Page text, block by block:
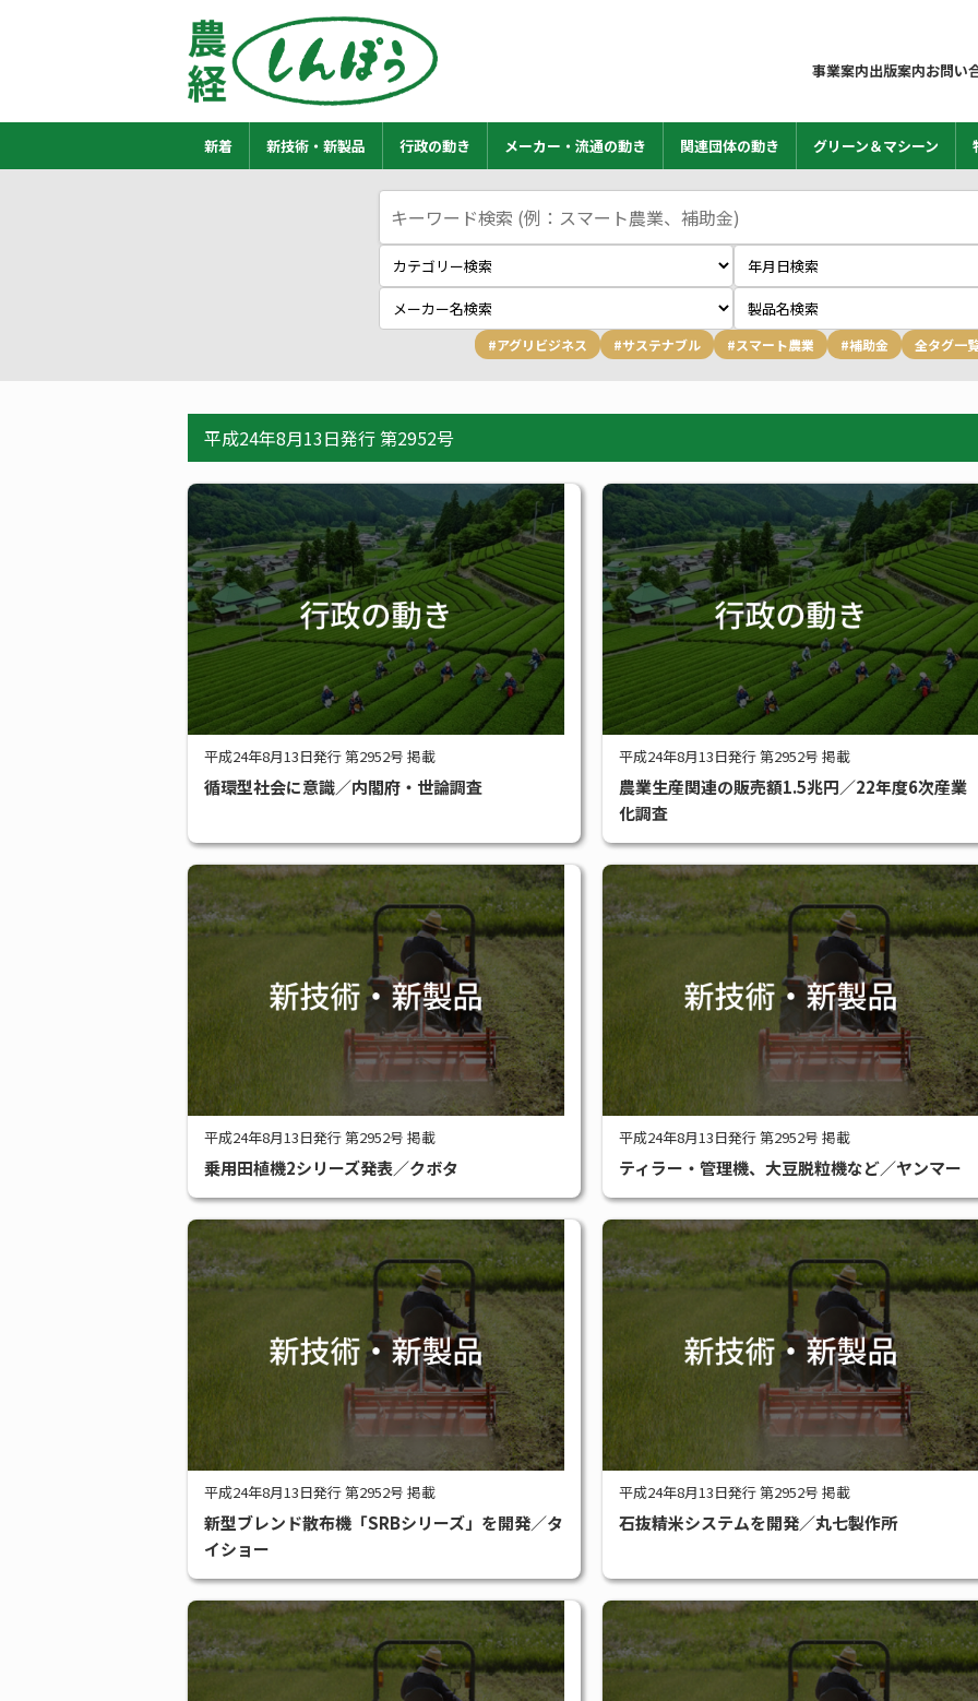
事業案内出版案内お問い
新着 新技術・新製品 行政の動き メーカー・流通の動き 関連団体の動き グリーン＆マシーン
#アグリビジネス #サステナブル #スマート農業 #補助金 全タグ一
平成24年8月13日発行 第2952号
平成24年8月13日発行 第2952号 掲載
循環型社会に意識／内閣府・世論調査
平成24年8月13日発行 第2952号 掲載
農業生産関連の販売額1.5兆円／22年度6次産業
化調査
平成24年8月13日発行 第2952号 掲載
乗用田植機2シリーズ発表／クボタ
平成24年8月13日発行 第2952号 掲載
ティラー・管理機、大豆脱粒機など／ヤンマー
平成24年8月13日発行 第2952号 掲載
新型ブレンド散布機「SRBシリーズ」を開発／タ
イショー
平成24年8月13日発行 第2952号 掲載
石抜精米システムを開発／丸七製作所